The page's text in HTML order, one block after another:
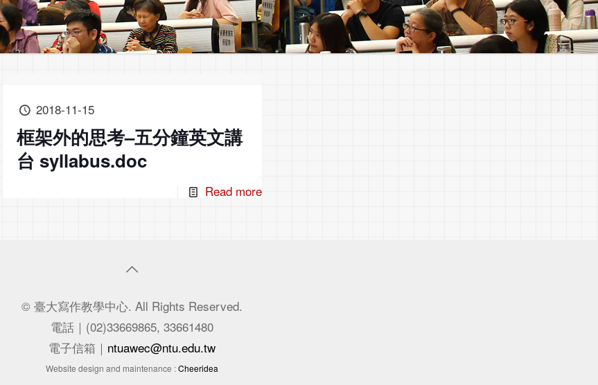
2018-11-15
框架外的思考–五分鐘英文講
台 syllabus.doc
Read more
© 臺大寫作教學中心. All Rights Reserved.
電話｜(02)33669865, 33661480
電子信箱｜ ntuawec@ntu.edu.tw
Website design and maintenance :Cheeridea